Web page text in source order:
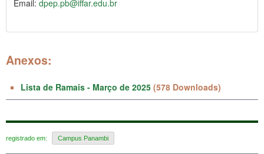
Email: dpep.pb@iffar.edu.br
Anexos:
Lista de Ramais - Março de 2025 (578 Downloads)
registrado em: Campus Panambi